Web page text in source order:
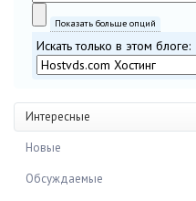
Показать больше опций
Искать только в этом блоге:
Интересные
Новые
Обсуждаемые